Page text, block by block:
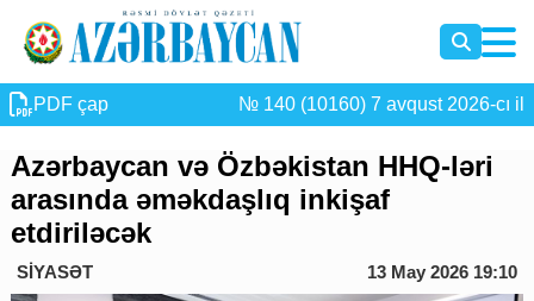
PDF çap № 140 (10160) 7 avqust 2026-cı il
Azərbaycan və Özbəkistan HHQ-ləri
arasında əməkdaşlıq inkişaf
etdiriləcək
SİYASƏT 13 May 2026 19:10